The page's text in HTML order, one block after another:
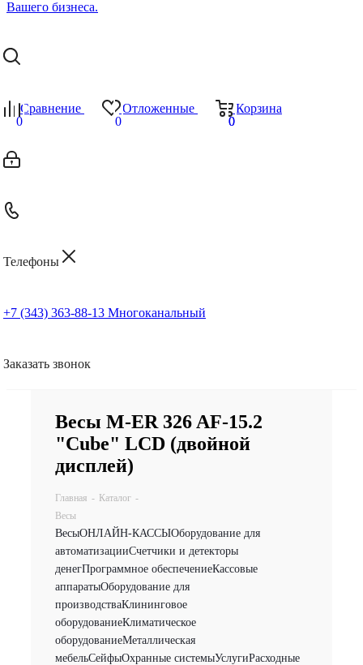
Сравнение
0
Отложенные
0
Корзина
0
0
Телефоны
+7 (343) 363-88-13 Многоканальный
Заказать звонок
Весы M-ER 326 AF-15.2
"Cube" LCD (двойной
дисплей)
Главная - Каталог -
Весы
ВесыОНЛАЙН-КАССЫОборудование для
автоматизацииСчетчики и детекторы
денегПрограммное обеспечениеКассовые
аппаратыОборудование для
производстваКлининговое
оборудованиеКлиматическое
оборудованиеМеталлическая
мебельСейфыОхранные системыУслугиРасходные